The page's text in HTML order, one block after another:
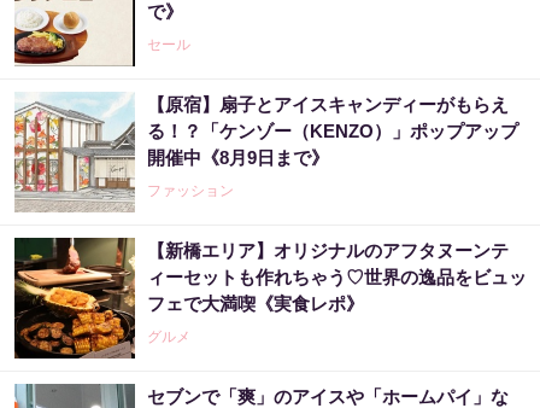
で》
セール
【原宿】扇子とアイスキャンディーがもらえ
る！？「ケンゾー（KENZO）」ポップアップ
開催中《8月9日まで》
ファッション
【新橋エリア】オリジナルのアフタヌーンテ
ィーセットも作れちゃう♡世界の逸品をビュッ
フェで大満喫《実食レポ》
グルメ
セブンで「爽」のアイスや「ホームパイ」な